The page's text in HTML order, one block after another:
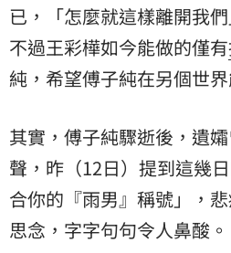
已，「怎麼就這樣離開我
不過王彩樺如今能做的僅有
純，希望傅子純在另個世
其實，傅子純驟逝後，遺
聲，昨（12日）提到這幾
合你的『雨男』稱號」，
思念，字字句句令人鼻酸。